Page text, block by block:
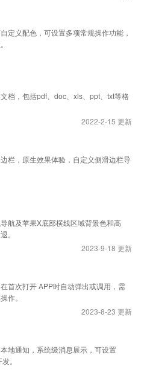
定义配色，可设置多项常规操作功能，
档，包括pdf、doc、xls、ppt、txt等格
2022-2-15 更新
栏，原生效果体验，自定义侧滑边栏导
航及苹果X底部横线区域背景色和高
。
2023-9-18 更新
首次打开 APP时自动弹出或调用，需
作。
2023-8-23 更新
地通知，系统级消息展示，可设置
。